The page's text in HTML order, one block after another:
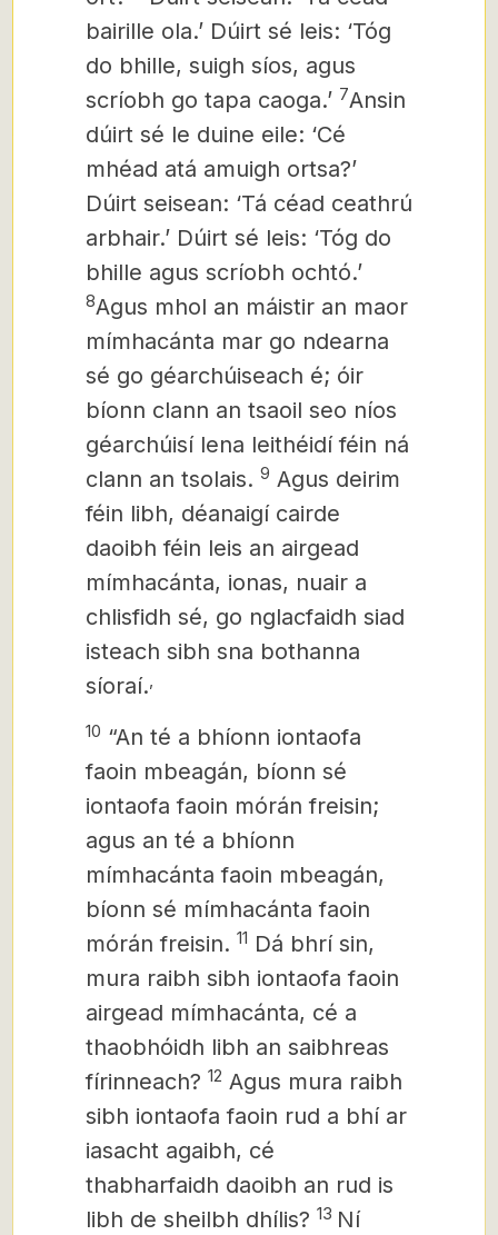
bairille ola.’ Dúirt sé leis: ‘Tóg
do bhille, suigh síos, agus
scríobh go tapa caoga.’ 7Ansin
dúirt sé le duine eile: ‘Cé
mhéad atá amuigh ortsa?’
Dúirt seisean: ‘Tá céad ceathrú
arbhair.’ Dúirt sé leis: ‘Tóg do
bhille agus scríobh ochtó.’
8Agus mhol an máistir an maor
mímhacánta mar go ndearna
sé go géarchúiseach é; óir
bíonn clann an tsaoil seo níos
géarchúisí lena leithéidí féin ná
clann an tsolais. 9 Agus deirim
féin libh, déanaigí cairde
daoibh féin leis an airgead
mímhacánta, ionas, nuair a
chlisfidh sé, go nglacfaidh siad
isteach sibh sna bothanna
síoraí.
10 “An té a bhíonn iontaofa
faoin mbeagán, bíonn sé
iontaofa faoin mórán freisin;
agus an té a bhíonn
mímhacánta faoin mbeagán,
bíonn sé mímhacánta faoin
mórán freisin. 11 Dá bhrí sin,
mura raibh sibh iontaofa faoin
airgead mímhacánta, cé a
thaobhóidh libh an saibhreas
fírinneach? 12 Agus mura raibh
sibh iontaofa faoin rud a bhí ar
iasacht agaibh, cé
thabharfaidh daoibh an rud is
libh de sheilbh dhílis? 13 Ní